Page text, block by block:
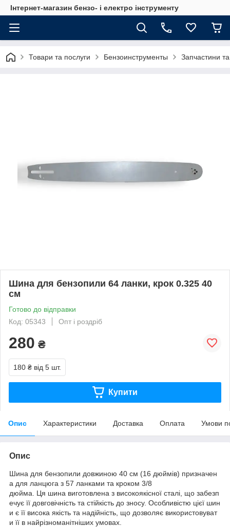
Інтернет-магазин бензо- і електро інструменту
Товари та послуги Бензоинструменты Запчастини
Шина для бензопили 64 ланки, крок 0.325 40
см
Готово до відправки
Код: 05343
Опт і роздріб
280 ₴
180 ₴ від 5 шт.
Купити
Опис Характеристики Доставка Оплата Умови
Опис
Шина для бензопили довжиною 40 см (16 дюймів) призначен
а для ланцюга з 57 ланками та кроком 3/8
дюйма. Ця шина виготовлена з високоякісної сталі, що забезп
ечує її довговічність та стійкість до зносу. Особливістю цієї шин
и є її висока якість та надійність, що дозволяє використовуват
и її в найрізноманітніших умовах.